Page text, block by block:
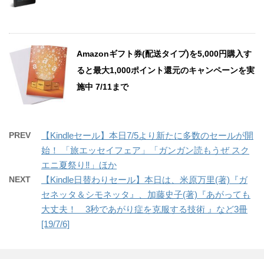
Amazonギフト券(配送タイプ)を5,000円購入す
ると最大1,000ポイント還元のキャンペーンを実
施中 7/11まで
PREV
【Kindleセール】本日7/5より新たに多数のセールが開
始！ 「旅エッセイフェア」「ガンガン読もうぜ スク
エニ夏祭り‼」ほか
NEXT
【Kindle日替わりセール】本日は、米原万里(著)『ガ
セネッタ＆シモネッタ』、加藤史子(著)『あがっても
大丈夫！ 3秒であがり症を克服する技術 』など3冊
[19/7/6]